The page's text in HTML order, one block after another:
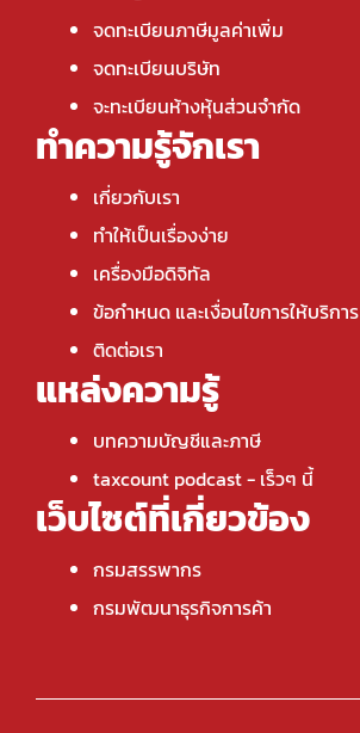
จดทะเบียนภาษีมูลค่าเพิ่ม
จดทะเบียนบริษัท
จะทะเบียนห้างหุ้นส่วนจำกัด
ทำความรู้จักเรา
เกี่ยวกับเรา
ทำให้เป็นเรื่องง่าย
เครื่องมือดิจิทัล
ข้อกำหนด และเงื่อนไขการให้บริการ
ติดต่อเรา
แหล่งความรู้
บทความบัญชีและภาษี
taxcount podcast- เร็วๆ นี้
เว็บไซต์ที่เกี่ยวข้อง
กรมสรรพากร
กรมพัฒนาธุรกิจการค้า